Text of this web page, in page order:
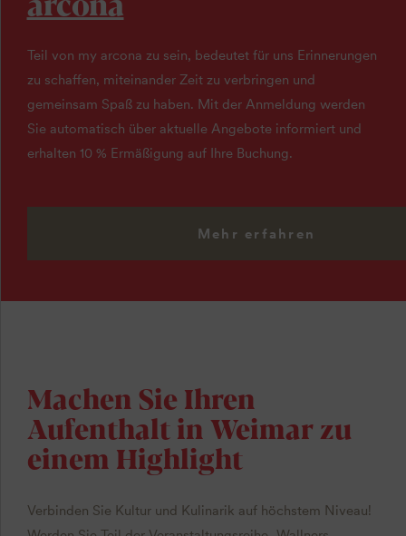
Teil von my arcona zu sein, bedeutet für uns Erinnerungen
zu schaffen, miteinander Zeit zu verbringen und
gemeinsam Spaß zu haben. Mit der Anmeldung werden
Sie automatisch über aktuelle Angebote informiert und
erhalten 10 % Ermäßigung auf Ihre Buchung.
Mehr erfahren
Machen Sie Ihren
Aufenthalt in Weimar zu
einem Highlight
Verbinden Sie Kultur und Kulinarik auf höchstem Niveau!